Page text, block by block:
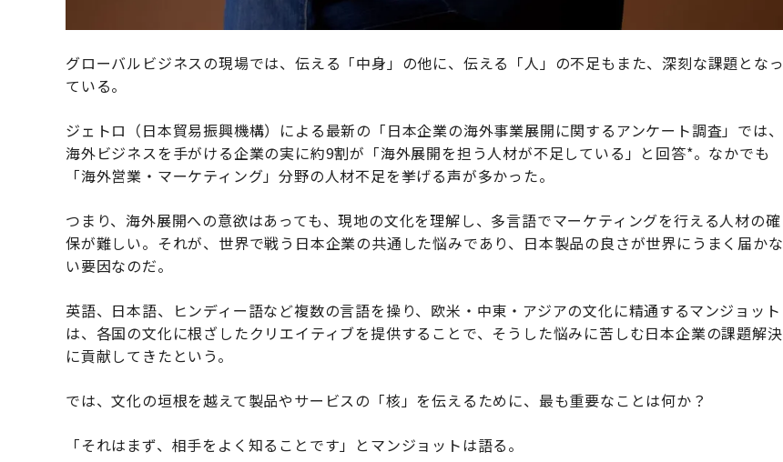
グローバルビジネスの現場では、伝える「中身」の他に、伝える「人」の不足もまた、深刻な課題となっ
ている。
ジェトロ（日本貿易振興機構）による最新の「日本企業の海外事業展開に関するアンケート調査」では、
海外ビジネスを手がける企業の実に約9割が「海外展開を担う人材が不足している」と回答*。なかでも
「海外営業・マーケティング」分野の人材不足を挙げる声が多かった。
つまり、海外展開への意欲はあっても、現地の文化を理解し、多言語でマーケティングを行える人材の確
保が難しい。それが、世界で戦う日本企業の共通した悩みであり、日本製品の良さが世界にうまく届かな
い要因なのだ。
英語、日本語、ヒンディー語など複数の言語を操り、欧米・中東・アジアの文化に精通するマンジョット
は、各国の文化に根ざしたクリエイティブを提供することで、そうした悩みに苦しむ日本企業の課題解決
に貢献してきたという。
では、文化の垣根を越えて製品やサービスの「核」を伝えるために、最も重要なことは何か？
「それはまず、相手をよく知ることです」とマンジョットは語る。